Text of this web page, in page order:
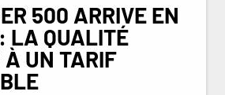
500 ARRIVE EN
LA QUALITÉ
UN TARIF